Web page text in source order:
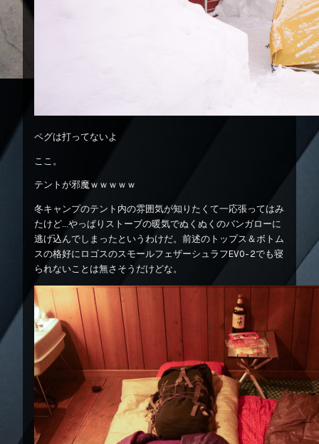
ペグは打ってないよ
ここ。
テントが邪魔ｗｗｗｗｗ
冬キャンプのテント内の雰囲気が知りたくて一応張ってはみ
たけど…やっぱりストーブの暖気でぬくぬくのバンガローに
逃げ込んでしまったというわけだ。前述のトップス＆ボトム
スの格好にロゴスのスモールフェザーシュラフEVO-2でも寝
られないことは無さそうだけどな。